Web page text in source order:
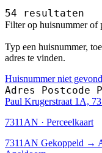
54 resultaten
Filter op huisnummer of
Typ een huisnummer,
adres te vinden.
Huisnummer niet
Adres Postcode
Paul Krugerstraat 1A,
7311AN · Perceelkaart
7311AN Gekoppeld →